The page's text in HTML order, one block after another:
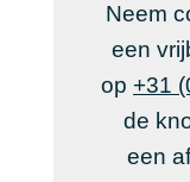
Neem
een
op +31
de
een